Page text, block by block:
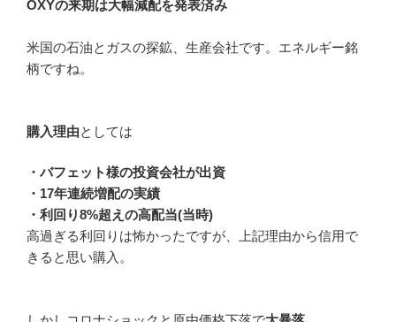
OXYの来期は大幅減配を発表済み
米国の石油とガスの探鉱、生産会社です。エネルギー銘
柄ですね。
購入理由としては
・バフェット様の投資会社が出資
・17年連続増配の実績
・利回り8%超えの高配当(当時)
高過ぎる利回りは怖かったですが、上記理由から信用で
きると思い購入。